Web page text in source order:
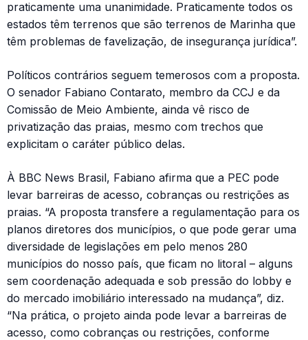
praticamente uma unanimidade. Praticamente todos os
estados têm terrenos que são terrenos de Marinha que
têm problemas de favelização, de insegurança jurídica”.
Políticos contrários seguem temerosos com a proposta.
O senador Fabiano Contarato, membro da CCJ e da
Comissão de Meio Ambiente, ainda vê risco de
privatização das praias, mesmo com trechos que
explicitam o caráter público delas.
À BBC News Brasil, Fabiano afirma que a PEC pode
levar barreiras de acesso, cobranças ou restrições as
praias. “A proposta transfere a regulamentação para os
planos diretores dos municípios, o que pode gerar uma
diversidade de legislações em pelo menos 280
municípios do nosso país, que ficam no litoral – alguns
sem coordenação adequada e sob pressão do lobby e
do mercado imobiliário interessado na mudança”, diz.
“Na prática, o projeto ainda pode levar a barreiras de
acesso, como cobranças ou restrições, conforme